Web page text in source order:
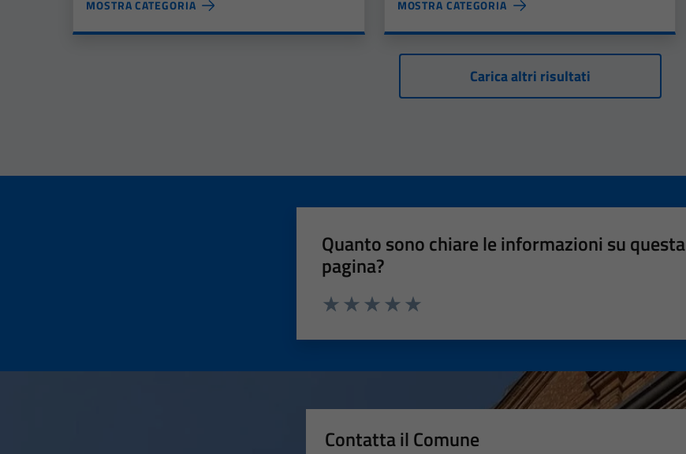
MOSTRA CATEGORIA MOSTRA CATEGORIA
Carica altri risultati
Quanto sono chiare le informazioni su questa
pagina?
Contatta il Comune